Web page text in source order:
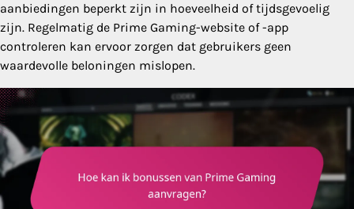
aanbiedingen beperkt zijn in hoeveelheid of tijdsgevoelig
zijn. Regelmatig de Prime Gaming-website of -app
controleren kan ervoor zorgen dat gebruikers geen
waardevolle beloningen mislopen.